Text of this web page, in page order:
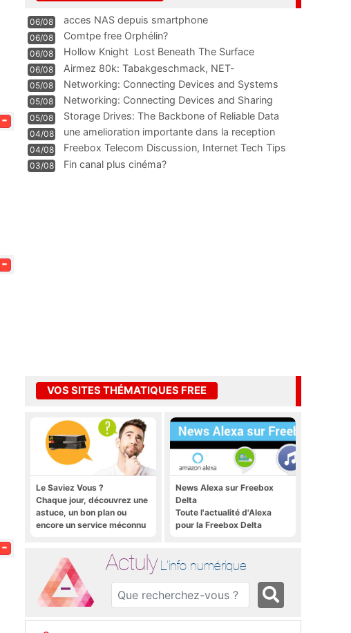
-
-
-
06/08 acces NAS depuis smartphone
06/08 Comtpe free Orphélin?
06/08 Hollow Knight  Lost Beneath The Surface
06/08
Airmez 80k: Tabakgeschmack, NET-
Technologie und Leistung im
05/08 Networking: Connecting Devices and Systems
05/08
Networking: Connecting Devices and Sharing
Information
05/08
Storage Drives: The Backbone of Reliable Data
Management
04/08
une amelioration importante dans la reception
WIFI
04/08
Freebox Telecom Discussion, Internet Tech Tips
Communi
03/08 Fin canal plus cinéma?
VOS SITES THÉMATIQUES FREE
Le Saviez Vous ?
Chaque jour, découvrez une
astuce, un bon plan ou
encore un service méconnu
News Alexa sur Freebox
Delta
Toute l'actualité d'Alexa
pour la Freebox Delta
Actuly L'info numérique